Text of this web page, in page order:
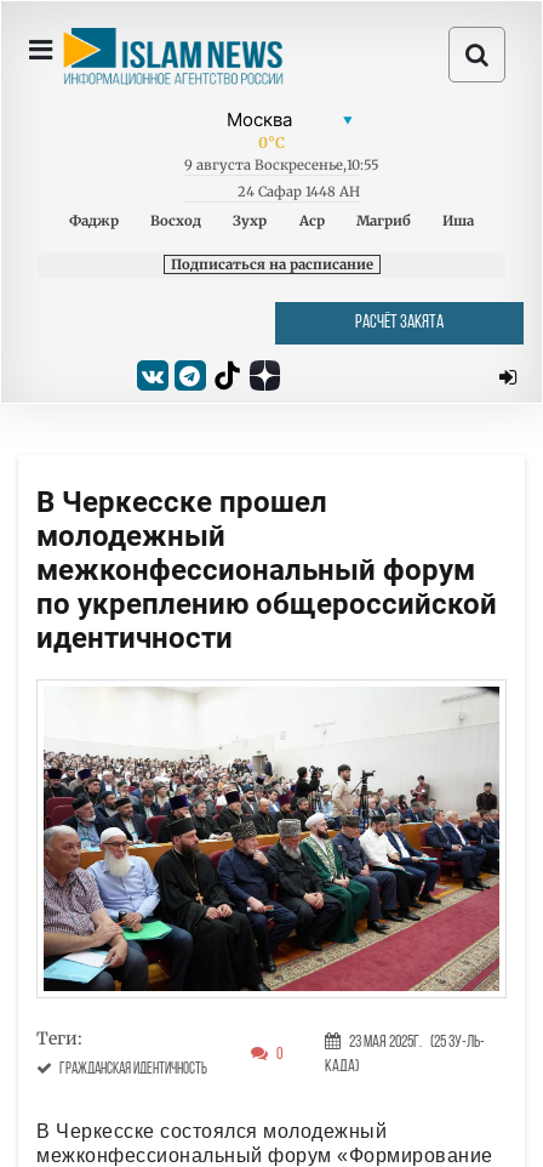
0°C
9 августа Воскресенье,10:55
24 Сафар 1448 AH
Фаджр
Восход Зухр Аср Магриб Иша
Подписаться на расписание
РАСЧЁТ ЗАКЯТА
В Черкесске прошел
молодежный
межконфессиональный форум
по укреплению общероссийской
идентичности
Теги:
гражданская идентичность
0
23 Мая 2025г.
(25 Зу-ль-
када)
В Черкесске состоялся молодежный
межконфессиональный форум «Формирование